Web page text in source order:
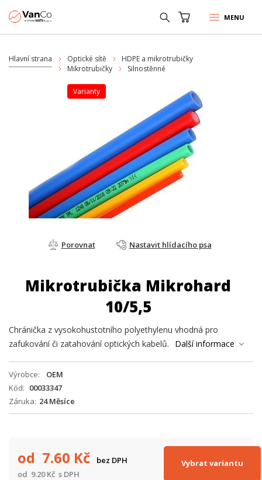
MENU
Hlavní strana Optické sítě
HDPE a mikrotrubičky
Mikrotrubičky
Silnostěnné
varianty
Porovnat Nastavit hlídacího psa
Mikrotrubička Mikrohard
10/5,5
Chránička z vysokohustotního polyethylenu vhodná pro
zafukování či zatahování optických kabelů.
Další informace
Výrobce
OEM
Kód
00033347
Záruka 24 Měsíce
od 7.60 Kč
bez DPH
od 9.20Kč s DPH
Vybrat variantu